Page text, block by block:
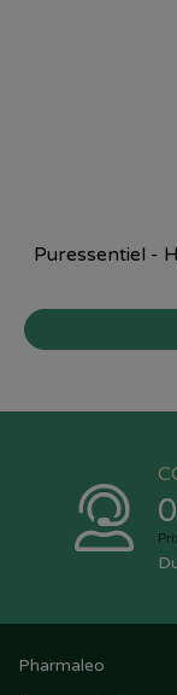
Puressentiel -
Pharmaleo